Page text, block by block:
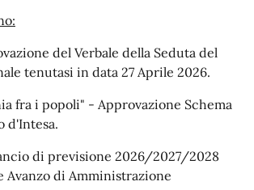
del Verbale della Seduta del
tenutasi in data 27 Aprile 2026.
fra i popoli" - Approvazione Schema
d'Intesa.
di previsione 2026/2027/2028
Avanzo di Amministrazione